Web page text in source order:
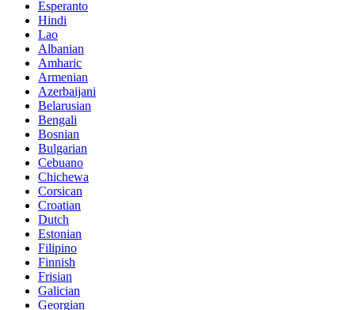
Esperanto
Hindi
Lao
Albanian
Amharic
Armenian
Azerbaijani
Belarusian
Bengali
Bosnian
Bulgarian
Cebuano
Chichewa
Corsican
Croatian
Dutch
Estonian
Filipino
Finnish
Frisian
Galician
Georgian